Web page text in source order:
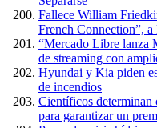
Fallece William
French Connection”, a
“Mercado Libre lanza
de streaming con
Hyundai y Kia piden
de incendios
Científicos determinan
para garantizar un